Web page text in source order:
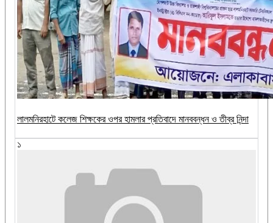
‎লালমনিরহাটে কলেজ শিক্ষকের ওপর হামলার প্রতিবাদে মানববন্ধন ও তীব্র নিন্দা
১